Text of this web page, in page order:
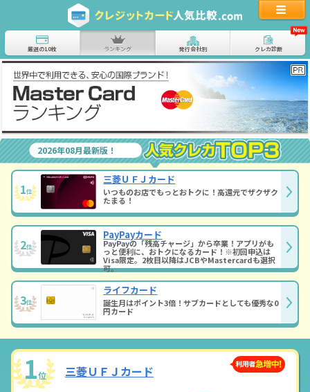
厳選の10枚 ランキング 発行会社別 クレカ診断
2026年08月最新版！
1位
三菱ＵＦＪカード
いつものお店でもっとおトクに！高還元でザクザク
たまる！
2位
PayPayカード
PayPayの「残高チャージ」から卒業！アプリがも
っと便利に、おトクになるカード！※初回申込は
Visa限定。2枚目以降はJCBやMastercardも選択
可。
3位
ライフカード
誕生月はポイント3倍！サブカードとしても優秀な0
円カード
1位 三菱ＵＦＪカード